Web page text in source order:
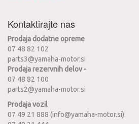
Kontaktirajte nas
Prodaja dodatne opreme
07 48 82 102
parts3@yamaha-motor.si
Prodaja rezervnih delov -
07 48 82 100
parts2@yamaha-motor.si
Prodaja vozil
07 49 21 888 (info@yamaha-motor.si)